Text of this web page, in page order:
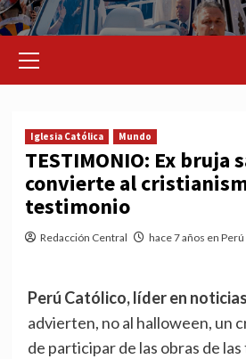
Menu
Iglesia Católica Mundo
TESTIMONIO: Ex bruja
convierte al
testimonio
Redacción Central hace 7 años en
Perú Católico, líder en
advierten, no al halloween, un
de participar de las obras de